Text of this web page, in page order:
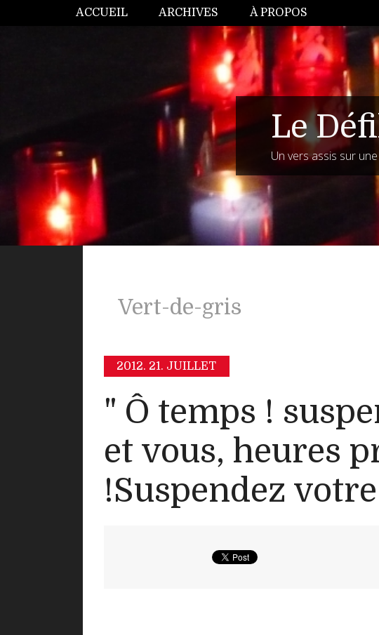
ACCUEIL ARCHIVES À PROPOS
Le
Un vers assis sur
Vert-de-gris
2012. 21. JUILLET
" Ô temps !
et vous, heures
!Suspendez